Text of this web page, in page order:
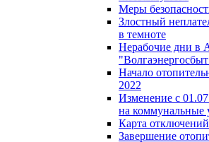
Меры
Злостный
в темноте
Нерабочие дни в
Начало
2022
Изменение с
на коммунальные
Карта
Завершение